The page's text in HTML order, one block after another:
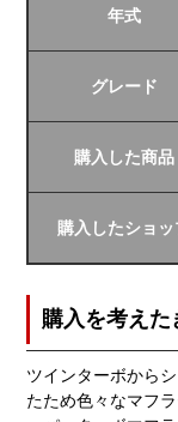
年式
グレード
購入した商品
購入したショッ
購入を考え
ツインターボから
たため色々なマフ